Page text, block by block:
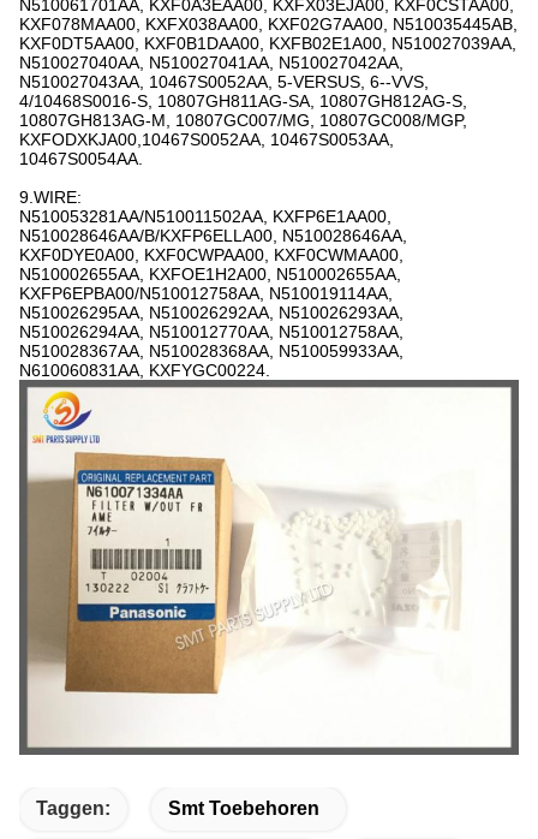
N510061701AA, KXF0A3EAA00, KXFX03EJA00, KXF0CSTAA00,
KXF078MAA00, KXFX038AA00, KXF02G7AA00, N510035445AB,
KXF0DT5AA00, KXF0B1DAA00, KXFB02E1A00, N510027039AA,
N510027040AA, N510027041AA, N510027042AA,
N510027043AA, 10467S0052AA, 5-VERSUS, 6--VVS,
4/10468S0016-S, 10807GH811AG-SA, 10807GH812AG-S,
10807GH813AG-M, 10807GC007/MG, 10807GC008/MGP,
KXFODXKJA00,10467S0052AA, 10467S0053AA,
10467S0054AA.
9.WIRE:
N510053281AA/N510011502AA, KXFP6E1AA00,
N510028646AA/B/KXFP6ELLA00, N510028646AA,
KXF0DYE0A00, KXF0CWPAA00, KXF0CWMAA00,
N510002655AA, KXFOE1H2A00, N510002655AA,
KXFP6EPBA00/N510012758AA, N510019114AA,
N510026295AA, N510026292AA, N510026293AA,
N510026294AA, N510012770AA, N510012758AA,
N510028367AA, N510028368AA, N510059933AA,
N610060831AA, KXFYGC00224.
Taggen: Smt Toebehoren